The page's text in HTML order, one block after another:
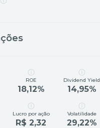
ROE
18,12%
Dividend Yield
14,95%
Lucro por ação
R$ 2,32
Volatilidade
29,22%